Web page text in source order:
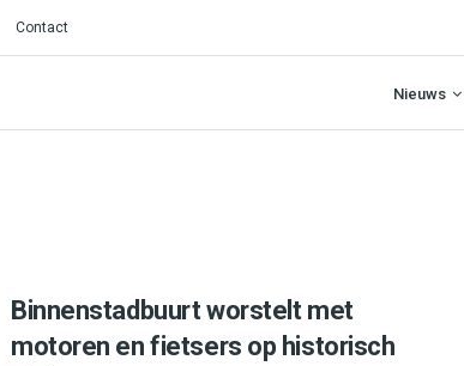
Contact
Nieuws
Binnenstadbuurt worstelt met
motoren en fietsers op historisch